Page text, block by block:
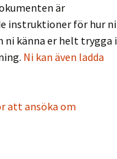
är
instruktioner för hur ni
ni känna er helt trygga i
Ni kan även ladda
att ansöka om